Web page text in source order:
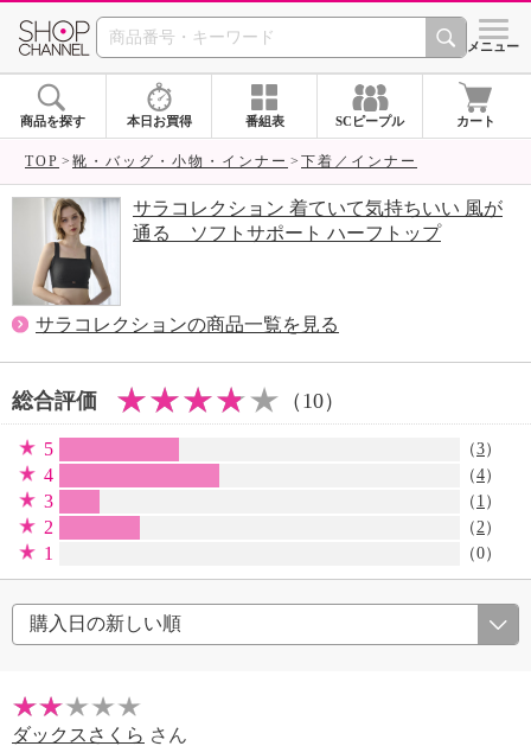
SHOP CHANNEL シメニュー
商品を探す 本日お買得 番組表 SCピープル カート
TOP 靴・バッグ・小物・インナー 下着／インナー
サラコレクション 着ていて気持ちいい 風が
通る ソフトサポート ハーフトップ
サラコレクションの商品一覧を見る
総合評価 （10）
5 （3）
4 （4）
3 （ 1 ）
2 （2）
1 （0）
ダックスさくら さん